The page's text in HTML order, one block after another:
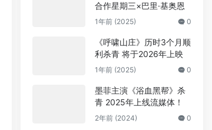
合作星期三×巴里·基奥恩
1年前 (2025) 0
《呼啸山庄》历时3个月顺
利杀青 将于2026年上映
1年前 (2025) 0
墨菲主演《浴血黑帮》杀
青 2025年上线流媒体！
2年前 (2024) 0